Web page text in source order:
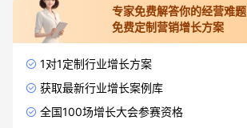
专家免费解答你的经营难题
免费定制营销增长方案
1对1定制行业增长方案
获取最新行业增长案例库
全国100场增长大会参赛资格